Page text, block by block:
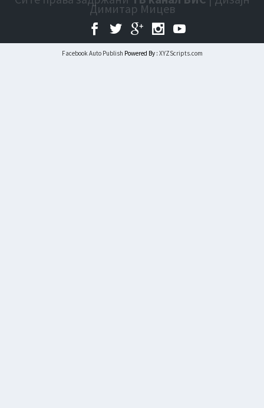
Димитар Мицев
Facebook Auto Publish Powered By : XYZScripts.com